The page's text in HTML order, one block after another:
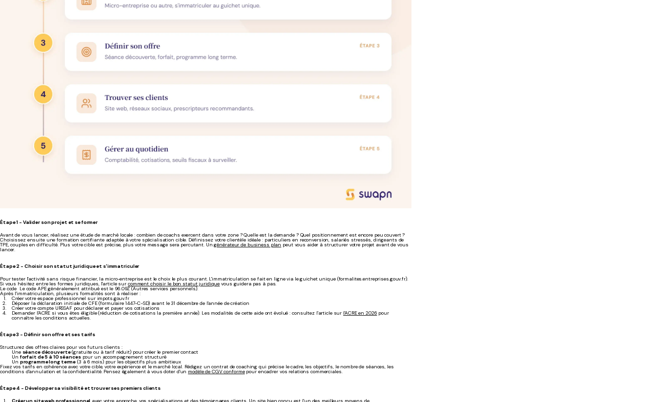
Étape 1 - Valider son projet et se former
Avant de vous lancer, réalisez une étude de marché locale : combien de coachs exercent dans votre zone ? Quelle est la demande ? Quel positionnement est encore peu couvert ?
Choisissez ensuite une formation certifiante adaptée à votre spécialisation cible. Définissez votre clientèle idéale : particuliers en reconversion, salariés stressés, dirigeants de
TPE, couples en difficulté. Plus votre cible est précise, plus votre message sera percutant. Ungénérateur de business plan peut vous aider à structurer votre projet avant de vous
lancer.
Étape 2 - Choisir son statut juridique et s'immatriculer
Pour tester l'activité sans risque financier, la micro-entreprise est le choix le plus courant. L'immatriculation se fait en ligne via le guichet unique (formalites.entreprises.gouv.fr).
Si vous hésitez entre les formes juridiques, l'article sur comment choisir le bon statut juridique vous guidera pas à pas.
Le code Le code APE généralement attribué est le 96.09Z (Autres services personnels).
Après l'immatriculation, plusieurs formalités sont à réaliser :
Créer votre espace professionnel sur impots.gouv.fr
Déposer la déclaration initiale de CFE (formulaire 1447-C-SD) avant le 31 décembre de l'année de création
Créer votre compte URSSAF pour déclarer et payer vos cotisations
Demander l'ACRE si vous êtes éligible (réduction de cotisations la première année). Les modalités de cette aide ont évolué : consultez l'article sur l'ACRE en 2026 pour
connaître les conditions actuelles.
Étape 3 - Définir son offre et ses tarifs
Structurez des offres claires pour vos futurs clients :
Une séance découverte(gratuite ou à tarif réduit) pour créer le premier contact
Un forfait de 5 à 10 séancespour un accompagnement structuré
Un programme long terme (3 à 6 mois) pour les objectifs plus ambitieux
Fixez vos tarifs en cohérence avec votre cible, votre expérience et le marché local. Rédigez un contrat de coaching qui précise le cadre, les objectifs, le nombre de séances, les
conditions d'annulation et la confidentialité. Pensez également à vous doter d'un modèle de CGV conformepour encadrer vos relations commerciales.
Étape 4 - Développer sa visibilité et trouver ses premiers clients